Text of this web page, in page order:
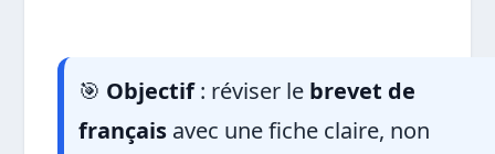
🎯 Objectif: réviser le brevet de
français avec une fiche claire, non